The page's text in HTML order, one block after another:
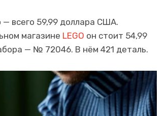
— всего 59,99 доллара США.
магазине LEGO он стоит 54,99
— № 72046. В нём 421 деталь.